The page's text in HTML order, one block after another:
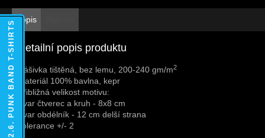
Popis
Detailní popis produktu
Nášivka tištěná, bez lemu, 200-240 gm/m2
Materiál 100% bavlna, kepr
Přibližná velikost motivu:
Tvar čtverec a kruh - 8x8 cm
Tvar obdélník - 12 cm delší strana
Tolerance +/- 2
2.6. PUNK BAND T-SHIRTS